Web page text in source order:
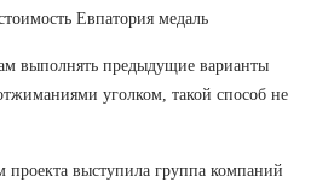
Евпатория медаль
выполнять предыдущие варианты
уголком, такой способ не
проекта выступила группа компаний